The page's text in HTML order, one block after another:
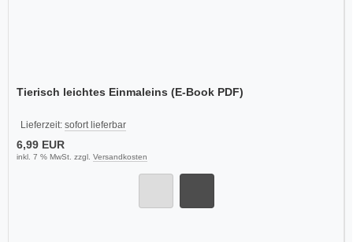
Tierisch leichtes Einmaleins (E-Book PDF)
Lieferzeit: sofort lieferbar
6,99 EUR
inkl. 7 % MwSt. zzgl. Versandkosten